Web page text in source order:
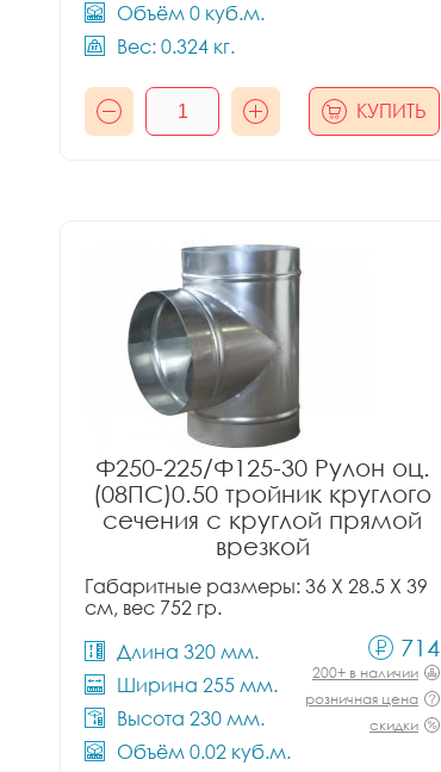
Объём 0 куб.м.
Вес: 0.324 кг.
КУПИТЬ
Ф250-225/Ф125-30 Рулон оц.
(08ПС)0.50 тройник круглого
сечения с круглой прямой
врезкой
Габаритные размеры: 36 X 28.5 X 39
см, вес 752 гр.
Длина 320 мм.
Ширина 255 мм.
Высота 230 мм.
Объём 0.02 куб.м.
714
200+ в наличии
розничная цена
скидки